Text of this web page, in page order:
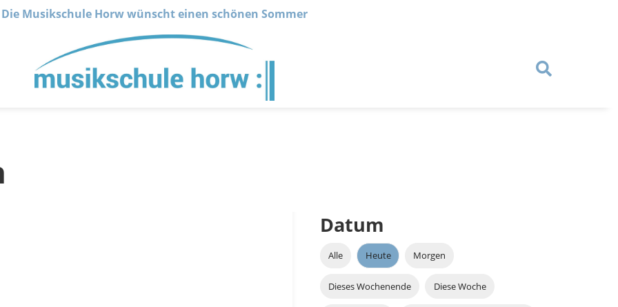
Die Musikschule Horw wünscht einen schönen Sommer
Datum
Alle Heute Morgen
Dieses Wochenende Diese Woche